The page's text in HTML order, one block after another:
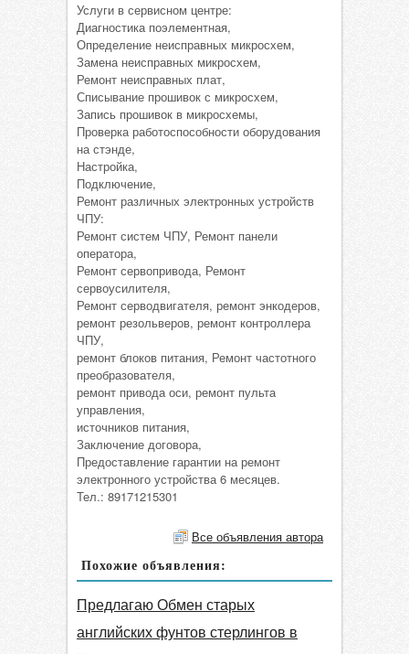
Услуги в сервисном центре:
Диагностика поэлементная,
Определение неисправных микросхем,
Замена неисправных микросхем,
Ремонт неисправных плат,
Списывание прошивок с микросхем,
Запись прошивок в микросхемы,
Проверка работоспособности оборудования
на стэнде,
Настройка,
Подключение,
Ремонт различных электронных устройств
ЧПУ:
Ремонт систем ЧПУ, Ремонт панели
оператора,
Ремонт сервопривода, Ремонт
сервоусилителя,
Ремонт серводвигателя, ремонт энкодеров,
ремонт резольверов, ремонт контроллера
ЧПУ,
ремонт блоков питания, Ремонт частотного
преобразователя,
ремонт привода оси, ремонт пульта
управления,
источников питания,
Заключение договора,
Предоставление гарантии на ремонт
электронного устройства 6 месяцев.
Тел.: 89171215301
Все объявления автора
Похожие объявления:
Предлагаю Обмен старых
английских фунтов стерлингов в